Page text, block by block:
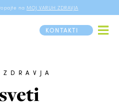
na MOJ VARUH ZDRAVJA
KONTAKTI